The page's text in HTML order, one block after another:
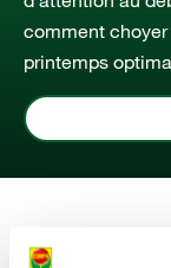
comment
printemps
Jardin d’ornement